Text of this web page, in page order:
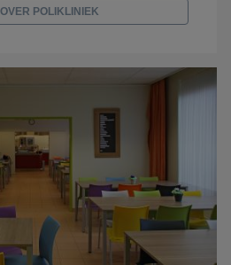
POLIKLINIEK